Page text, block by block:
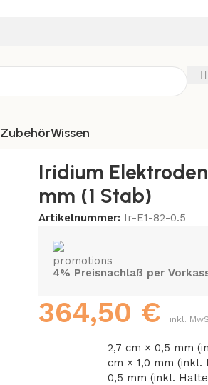
ZubehörWissen
Iridium
mm (1 Stab)
Artikelnummer: Ir-E1-82-0.5
4% Preisnachlaß per
364,50 € inkl.
2,7 cm × 0,5 mm
cm × 1,0 mm (inkl.
0,5 mm (inkl.